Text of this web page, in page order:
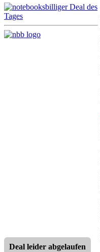
Deal leider abgelaufen